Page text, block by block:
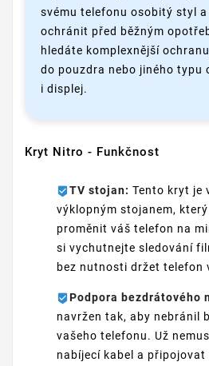
svému telefonu osobitý styl a
ochránit před běžným
hledáte komplexnější
do pouzdra nebo jiného typu
i displej.
Kryt Nitro - Funkčnost
TV stojan: Tento kryt je
výklopným stojanem,
proměnit váš telefon na
si vychutnejte sledování
bez nutnosti držet telefon
Podpora bezdrátového
navržen tak, aby nebránil
vašeho telefonu. Už
nabíjecí kabel a